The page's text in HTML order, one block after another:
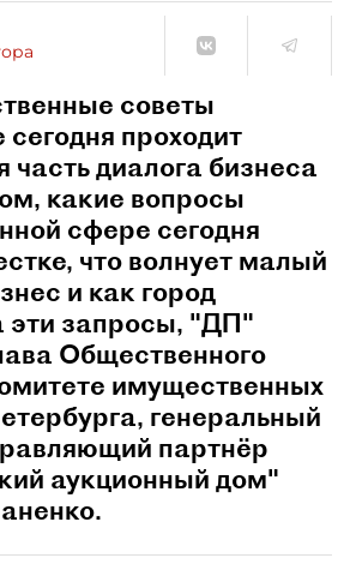
советы
сегодня проходит
часть диалога бизнеса
какие вопросы
сфере сегодня
что волнует малый
и как город
эти запросы, "ДП"
Общественного
имущественных
генеральный
партнёр
аукционный дом"